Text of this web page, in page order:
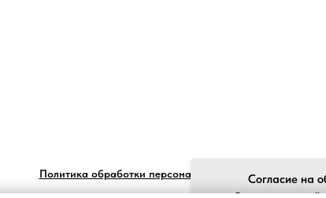
Политика обработки персональных данныхСогласие на